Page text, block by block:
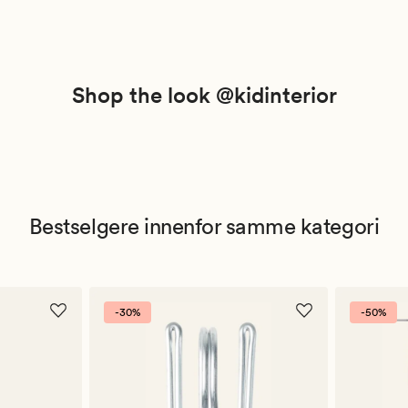
Shop the look @kidinterior
Bestselgere innenfor samme kategori
-30% -50%